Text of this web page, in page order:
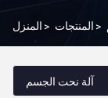
المنزل > المنتجات >
آلة نحت الجسم